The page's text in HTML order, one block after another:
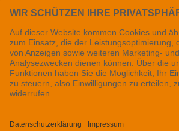
Vertrag widerrufen
Sichere Zahlungsarten